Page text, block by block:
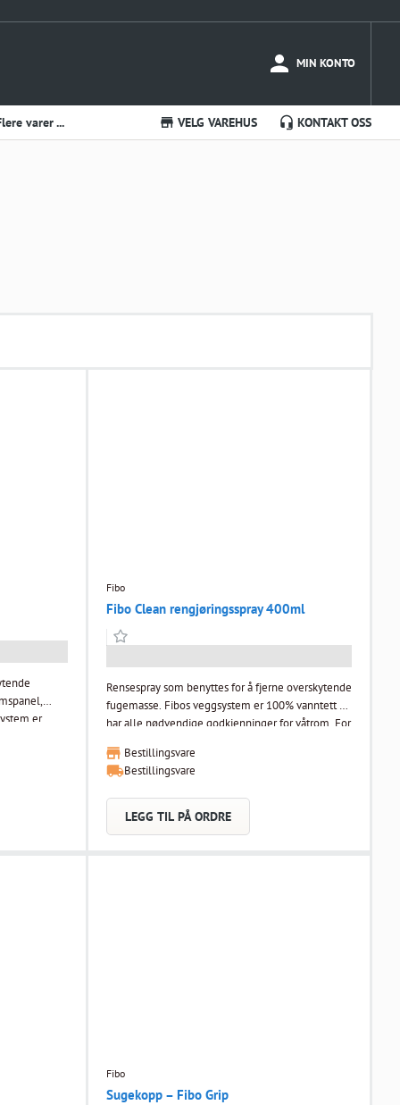
MIN KONTO
varer ... VELG VAREHUS KONTAKT OSS
perfekt og
av profiler
Fibo
Fibo Clean rengjøringsspray 400ml
Rensespray som benyttes for å fjerne overskytende
fugemasse. Fibos veggsystem er 100% vanntett og
har alle nødvendige godkjenninger for våtrom. For
stort utvalg av profiler og tilbehør som forenkler
monteringsjobben.
Bestillingsvare
Bestillingsvare
LEGG TIL PÅ ORDRE
Fibo
Sugekopp – Fibo Grip